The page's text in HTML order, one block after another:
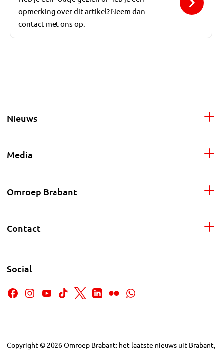
opmerking over dit artikel? Neem dan
contact met ons op.
Nieuws
Media
Omroep Brabant
Contact
Social
Copyright © 2026Omroep Brabant: het laatste nieuws uit Brabant,